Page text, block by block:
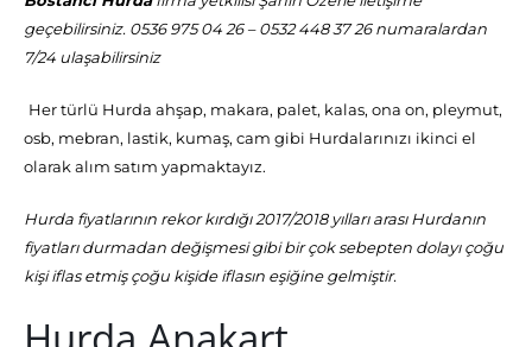
geçebilirsiniz. 0536 975 04 26 – 0532 448 37 26 numaralardan
7/24 ulaşabilirsiniz
Her türlü Hurda ahşap, makara, palet, kalas, ona on, pleymut,
osb, mebran, lastik, kumaş, cam gibi Hurdalarınızı ikinci el
olarak alım satım yapmaktayız.
Hurda fiyatlarının rekor kırdığı 2017/2018 yılları arası Hurdanın
fiyatları durmadan değişmesi gibi bir çok sebepten dolayı çoğu
kişi iflas etmiş çoğu kişide iflasın eşiğine gelmiştir.